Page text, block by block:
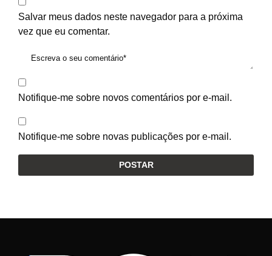
Salvar meus dados neste navegador para a próxima
vez que eu comentar.
Notifique-me sobre novos comentários por e-mail.
Notifique-me sobre novas publicações por e-mail.